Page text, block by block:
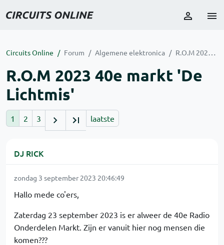
Circuits Online Forum Algemene elektronica R.O.M 2023 40e markt 'De Lichtmis'
R.O.M 2023 40e markt 'De
Lichtmis'
1 2 3 laatste
DJ RICK
zondag 3 september 2023 20:46:49
Hallo mede co'ers,
Zaterdag 23 september 2023 is er alweer de 40e Radio
Onderdelen Markt. Zijn er vanuit hier nog mensen die
komen???